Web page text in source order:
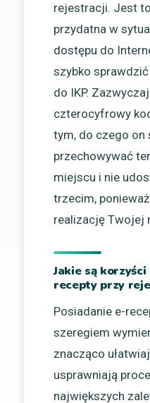
rejestracji. Jest
przydatna w
dostępu do
szybko
do IKP.
czterocyfrowy
tym, do czego on
przechowywać
miejscu i nie
trzecim,
realizację Twojej
Jakie są
recepty przy
Posiadanie e-
szeregiem
znacząco
usprawniają
największych